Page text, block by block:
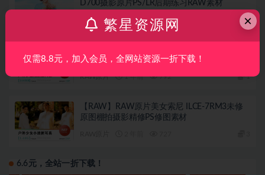
D700摄影原片PS/LR后期练习RAW素材
RAW原片 5 月前 381 2
佳能6D摄影原片PS后期调色RAW素材
RAW原片 1 年前 792 1
【RAW】RAW原片美女索尼 ILCE-7RM3未修
原图棚拍摄影精修PS修图素材
6.6元，全站一折下载！
×
繁星资源网
仅需8.8元，加入会员，全网站资源一折下载！